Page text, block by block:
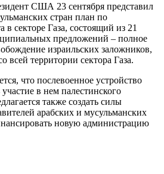
США 23 сентября представил
стран план по
секторе Газа, состоящий из 21
предложений – полное
израильских заложников,
всей территории сектора Газа.
что послевоенное устройство
в нем палестинского
также создать силы
арабских и мусульманских
новую администрацию